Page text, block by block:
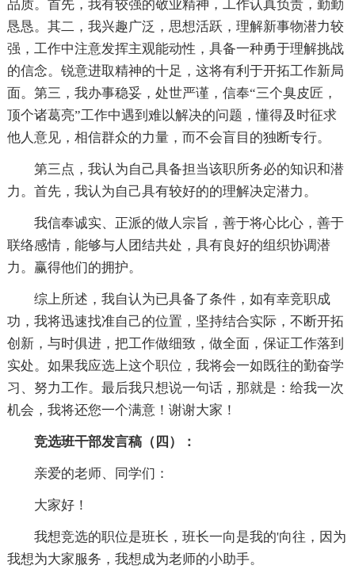
品质。首先，我有较强的敬业精神，工作认真负责，勤勤
恳恳。其二，我兴趣广泛，思想活跃，理解新事物潜力较
强，工作中注意发挥主观能动性，具备一种勇于理解挑战
的信念。锐意进取精神的十足，这将有利于开拓工作新局
面。第三，我办事稳妥，处世严谨，信奉“三个臭皮匠，
顶个诸葛亮”工作中遇到难以解决的问题，懂得及时征求
他人意见，相信群众的力量，而不会盲目的独断专行。
第三点，我认为自己具备担当该职所务必的知识和潜
力。首先，我认为自己具有较好的的理解决定潜力。
我信奉诚实、正派的做人宗旨，善于将心比心，善于
联络感情，能够与人团结共处，具有良好的组织协调潜
力。赢得他们的拥护。
综上所述，我自认为已具备了条件，如有幸竞职成
功，我将迅速找准自己的位置，坚持结合实际，不断开拓
创新，与时俱进，把工作做细致，做全面，保证工作落到
实处。如果我应选上这个职位，我将会一如既往的勤奋学
习、努力工作。最后我只想说一句话，那就是：给我一次
机会，我将还您一个满意！谢谢大家！
竞选班干部发言稿（四）：
亲爱的老师、同学们：
大家好！
我想竞选的职位是班长，班长一向是我的'向往，因为
我想为大家服务，我想成为老师的小助手。